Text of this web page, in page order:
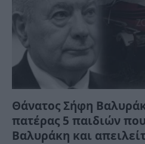
Θάνατος Σήφη
πατέρας 5 παιδιών
Βαλυράκη και